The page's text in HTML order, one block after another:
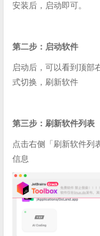
安装后，启动即可。
第二步：启动软件
启动后，可以看到顶部
式切换，刷新软件
第三步：刷新软件列表
点击右侧「刷新软件列
信息